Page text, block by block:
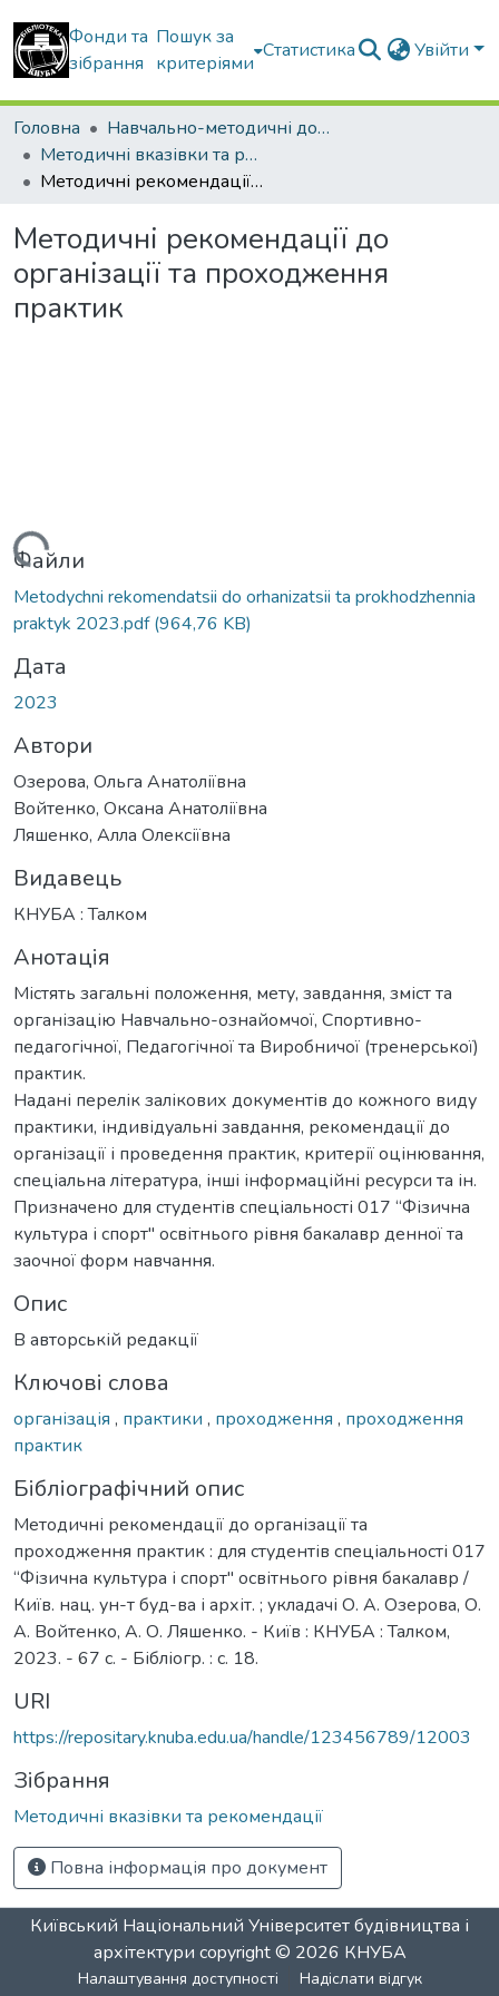
Фонди та
зібрання
Пошук за
критеріями
Статистика Увійти
Головна
Навчально-методичні документи
Методичні вказівки та рекомендації
Методичні рекомендації до організації та проходження практик
Методичні рекомендації до
організації та проходження
практик
Файли
Metodychni rekomendatsii do orhanizatsii ta prokhodzhennia
praktyk 2023.pdf(964,76 KB)
Дата
2023
Автори
Озерова, Ольга Анатоліївна
Войтенко, Оксана Анатоліївна
Ляшенко, Алла Олексіївна
Видавець
КНУБА : Талком
Анотація
Містять загальні положення, мету, завдання, зміст та
організацію Навчально-ознайомчої, Спортивно-
педагогічної, Педагогічної та Виробничої (тренерської)
практик.
Надані перелік залікових документів до кожного виду
практики, індивідуальні завдання, рекомендації до
організації і проведення практик, критерії оцінювання,
спеціальна література, інші інформаційні ресурси та ін.
Призначено для студентів спеціальності 017 “Фізична
культура і спорт" освітнього рівня бакалавр денної та
заочної форм навчання.
Опис
В авторській редакції
Ключові слова
організація , практики , проходження , проходження
практик
Бібліографічний опис
Методичні рекомендації до організації та
проходження практик : для студентів спеціальності 017
“Фізична культура і спорт" освітнього рівня бакалавр /
Київ. нац. ун-т буд-ва і архіт. ; укладачі О. А. Озерова, О.
А. Войтенко, А. О. Ляшенко. - Київ : КНУБА : Талком,
2023. - 67 с. - Бібліогр. : с. 18.
URI
https://repositary.knuba.edu.ua/handle/123456789/12003
Зібрання
Методичні вказівки та рекомендації
Повна інформація про документ
Київський Національний Університет будівництва і
архітектури copyright © 2026 КНУБА
Налаштування доступності Надіслати відгук